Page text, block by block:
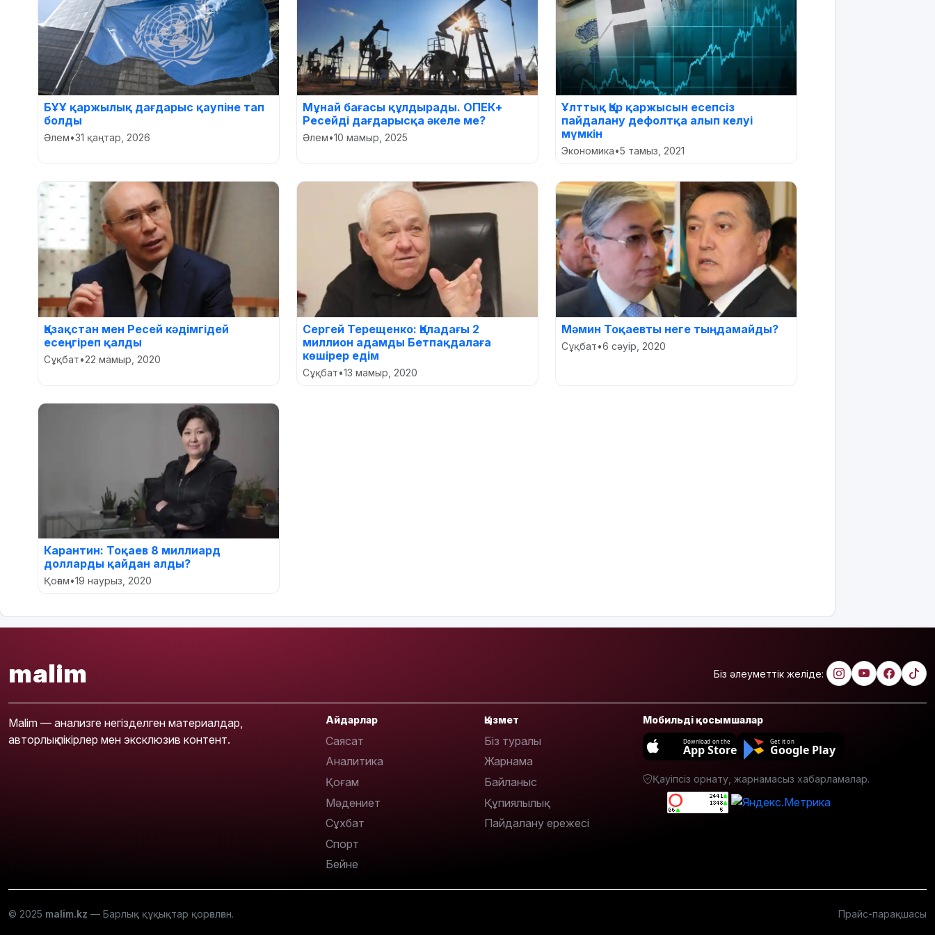
БҰҰ қаржылық дағдарыс қаупіне тап
болды
Әлем•31 қаңтар, 2026
Мұнай бағасы құлдырады. ОПЕК+
Ресейді дағдарысқа әкеле ме?
Әлем•10 мамыр, 2025
Ұлттық Қор қаржысын есепсіз
пайдалану дефолтқа алып келуі
мүмкін
Экономика•5 тамыз, 2021
Қазақстан мен Ресей кәдімгідей
есеңгіреп қалды
Сұқбат•22 мамыр, 2020
Сергей Терещенко: Қаладағы 2
миллион адамды Бетпақдалаға
көшірер едім
Сұқбат•13 мамыр, 2020
Мәмин Тоқаевты неге тыңдамайды?
Сұқбат•6 сәуір, 2020
Карантин: Тоқаев 8 миллиард
долларды қайдан алды?
Қоғам•19 наурыз, 2020
malim Біз әлеуметтік желіде:
Malim — анализге негізделген материалдар,
авторлық пікірлер мен эксклюзив контент.
Айдарлар
Саясат
Аналитика
Қоғам
Мәдениет
Сұхбат
Спорт
Бейне
Қызмет
Біз туралы
Жарнама
Байланыс
Құпиялылық
Пайдалану ережесі
Мобильді қосымшалар
Download on the
App Store
Get it on
Google Play
Қауіпсіз орнату, жарнамасыз хабарламалар.
© 2025 malim.kz — Барлық құқықтар қорғалған. Прайс-парақшасы